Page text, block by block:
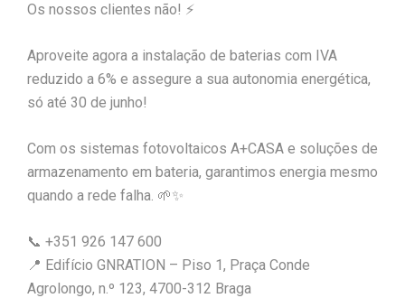
Os nossos clientes não! ⚡
Aproveite agora a instalação de baterias com IVA
reduzido a 6% e assegure a sua autonomia energética,
só até 30 de junho!
Com os sistemas fotovoltaicos A+CASA e soluções de
armazenamento em bateria, garantimos energia mesmo
quando a rede falha. 🌱✨
📞 ‪+351 926 147 600‬
📍 Edifício GNRATION – Piso 1, Praça Conde
Agrolongo, n.º 123, 4700-312 Braga